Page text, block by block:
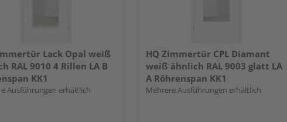
Lack Opal weiß
RAL 9010 4 Rillen LA B
KK1
Ausführungen erhältlich
HQ Zimmertür CPL Diamant
weiß ähnlich RAL 9003 glatt LA
A Röhrenspan KK1
Mehrere Ausführungen erhältlich